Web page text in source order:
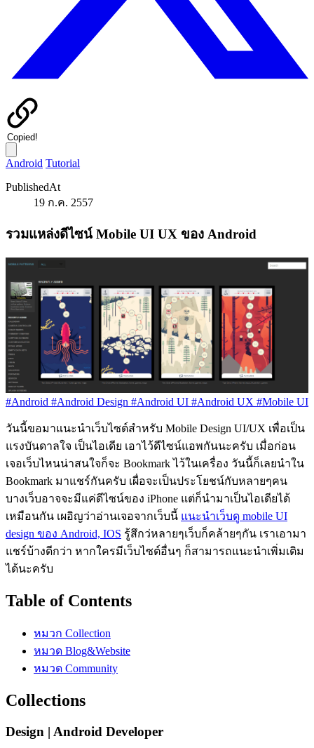
Copied!
Android Tutorial
PublishedAt
19 ก.ค. 2557
รวมแหล่งดีไซน์ Mobile UI UX ของ Android
#Android #Android Design #Android UI #Android UX #Mobile UI
วันนี้ขอมาแนะนำเว็บไซต์สำหรับ Mobile Design UI/UX เพื่อเป็น
แรงบันดาลใจ เป็นไอเดีย เอาไว้ดีไซน์แอพกันนะครับ เมื่อก่อน
เจอเว็บไหนน่าสนใจก็จะ Bookmark ไว้ในเครื่อง วันนี้ก็เลยนำใน
Bookmark มาแชร์กันครับ เผื่อจะเป็นประโยชน์กับหลายๆคน
บางเว็บอาจจะมีแค่ดีไซน์ของ iPhone แต่ก็นำมาเป็นไอเดียได้
เหมือนกัน เผอิญว่าอ่านเจอจากเว็บนี้ แนะนำเว็บดู mobile UI
design ของ Android, IOS รู้สึกว่หลายๆเว็บก็คล้ายๆกัน เราเอามา
แชร์บ้างดีกว่า หากใครมีเว็บไซต์อื่นๆ ก็สามารถแนะนำเพิ่มเติม
ได้นะครับ
Table of Contents
หมวก Collection
หมวด Blog&Website
หมวด Community
Collections
Design | Android Developer